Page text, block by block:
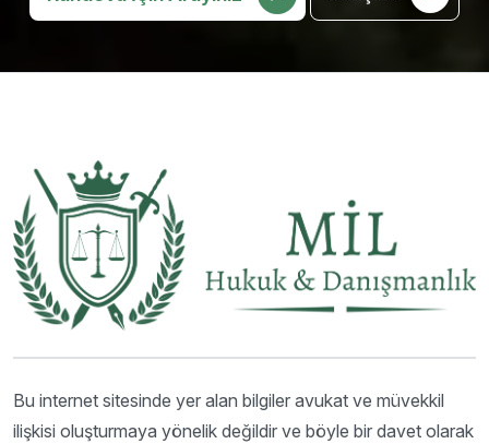
Bu internet sitesinde yer alan bilgiler avukat ve müvekkil
ilişkisi oluşturmaya yönelik değildir ve böyle bir davet olarak